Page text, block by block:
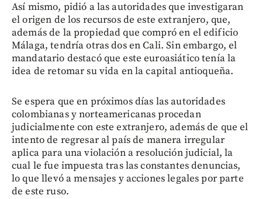
Así mismo, pidió a las autoridades que investigaran
el origen de los recursos de este extranjero, que,
además de la propiedad que compró en el edificio
Málaga, tendría otras dos en Cali. Sin embargo, el
mandatario destacó que este euroasiático tenía la
idea de retomar su vida en la capital antioqueña.
Se espera que en próximos días las autoridades
colombianas y norteamericanas procedan
judicialmente con este extranjero, además de que el
intento de regresar al país de manera irregular
aplica para una violación a resolución judicial, la
cual le fue impuesta tras las constantes denuncias,
lo que llevó a mensajes y acciones legales por parte
de este ruso.